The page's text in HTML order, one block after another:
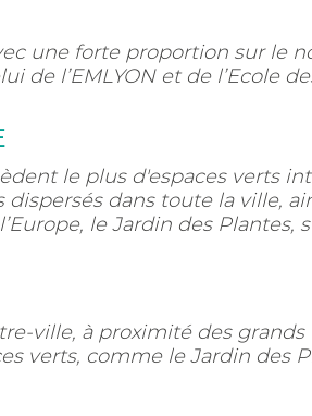
une forte proportion sur le
de l’EMLYON et de l’Ecole
le plus d'espaces verts
dans toute la ville,
le Jardin des Plantes,
ville, à proximité des grands
verts, comme le Jardin des